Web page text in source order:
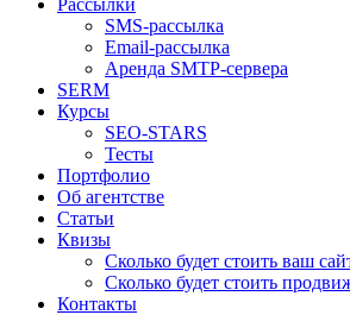
Рассылки
SMS-рассылка
Email-рассылка
Аренда SMTP-сервера
SERM
Курсы
SEO-STARS
Тесты
Портфолио
Об агентстве
Статьи
Квизы
Сколько будет стоить ваш
Сколько будет стоить
Контакты